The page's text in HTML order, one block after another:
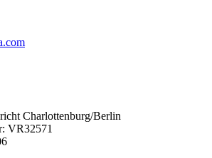
Charlottenburg/Berlin
VR32571